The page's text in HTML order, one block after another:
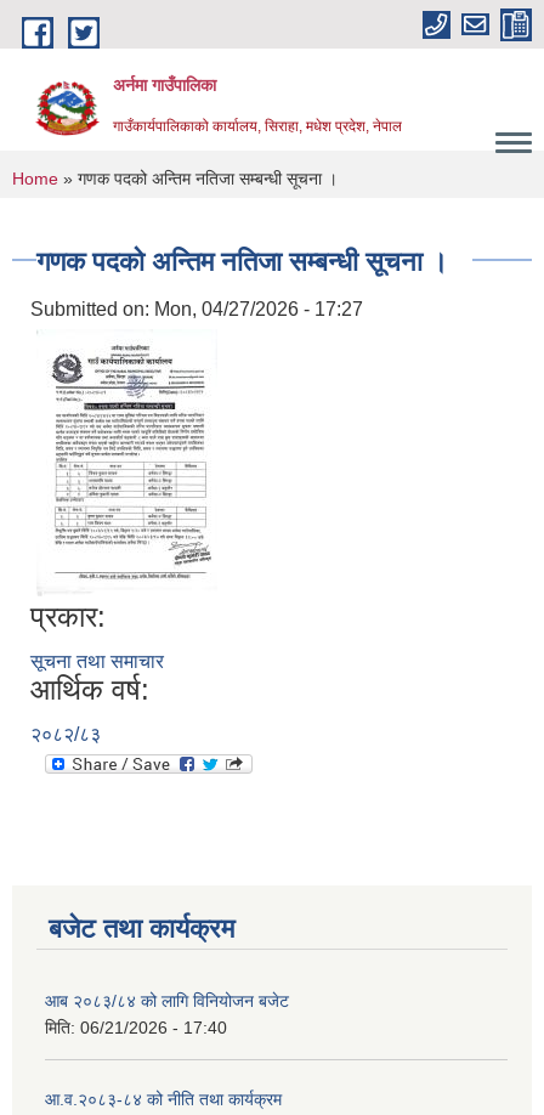
Skip to main content
अर्नमा गाउँपालिका
गाउँकार्यपालिकाको कार्यालय, सिराहा, मधेश प्रदेश, नेपाल
You are here
Home » गणक पदको अन्तिम नतिजा सम्बन्धी सूचना ।
गणक पदको अन्तिम नतिजा सम्बन्धी सूचना ।
Submitted on: Mon, 04/27/2026 - 17:27
प्रकार:
सूचना तथा समाचार
आर्थिक वर्ष:
२०८२/८३
बजेट तथा कार्यक्रम
आब २०८३/८४ को लागि विनियोजन बजेट
मिति: 06/21/2026 - 17:40
आ.व.२०८३-८४ को नीति तथा कार्यक्रम